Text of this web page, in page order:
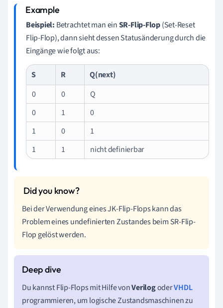
Beispiel: Betrachtet man einSR-Flip-Flop(Set-Reset
Flip-Flop), dann sieht dessen Statusänderung durch die
Eingänge wie folgt aus:
S R
Q(next)
0
0
Q
0
1
0
1
0
1
1
1 nicht definierbar
Bei der Verwendung eines JK-Flip-Flops kann das
Problem eines undefinierten Zustandes beim SR-Flip-
Flop gelöst werden.
Du kannst Flip-Flops mit Hilfe vonVerilogoderVHDL
programmieren, um logische Zustandsmaschinen zu